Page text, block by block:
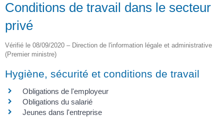
Conditions de travail dans le secteur
privé
Vérifié le 08/09/2020 – Direction de l'information légale et administrative
(Premier ministre)
Hygiène, sécurité et conditions de travail
Obligations de l'employeur
Obligations du salarié
Jeunes dans l'entreprise